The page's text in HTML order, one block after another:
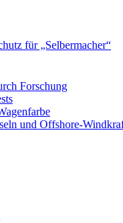
für „Selbermacher“
Forschung
und Offshore-